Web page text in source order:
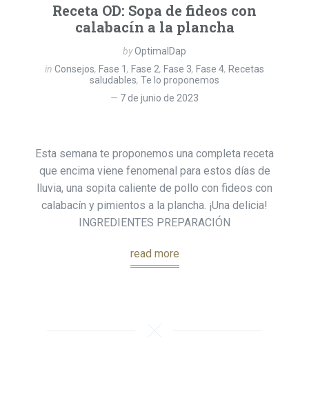
Receta OD: Sopa de fideos con
calabacín a la plancha
byOptimalDap
in Consejos, Fase 1 , Fase 2, Fase 3, Fase 4, Recetas
saludables, Te lo proponemos
7 de junio de 2023
Esta semana te proponemos una completa receta
que encima viene fenomenal para estos días de
lluvia, una sopita caliente de pollo con fideos con
calabacín y pimientos a la plancha. ¡Una delicia!
INGREDIENTES PREPARACIÓN
read more